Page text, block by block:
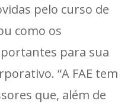
pelo curso de
como os
para sua
“A FAE tem
que, além de